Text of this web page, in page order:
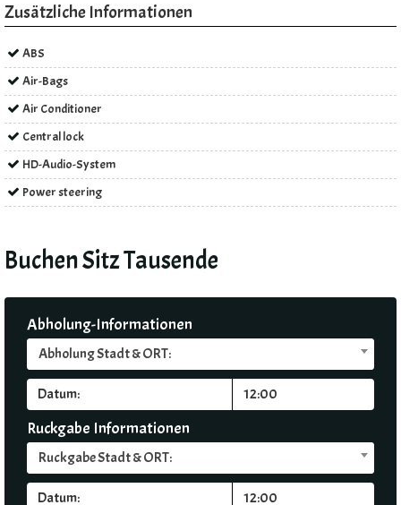
Zusätzliche Informationen
ABS
Air-Bags
Air Conditioner
Central lock
HD-Audio-System
Power steering
Buchen Sitz Tausende
Abholung-Informationen
Abholung Stadt & ORT:
Ruckgabe Informationen
Ruckgabe Stadt & ORT: